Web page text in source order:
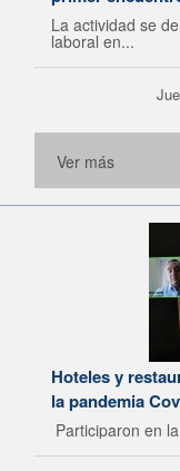
La actividad se
laboral en...
Ver más
Hoteles y
la pandemia
Participaron en